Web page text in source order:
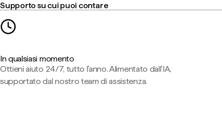
Supporto su cui puoi contare
In qualsiasi momento
Ottieni aiuto 24/7, tutto l'anno. Alimentato dall'IA,
supportato dal nostro team di assistenza.